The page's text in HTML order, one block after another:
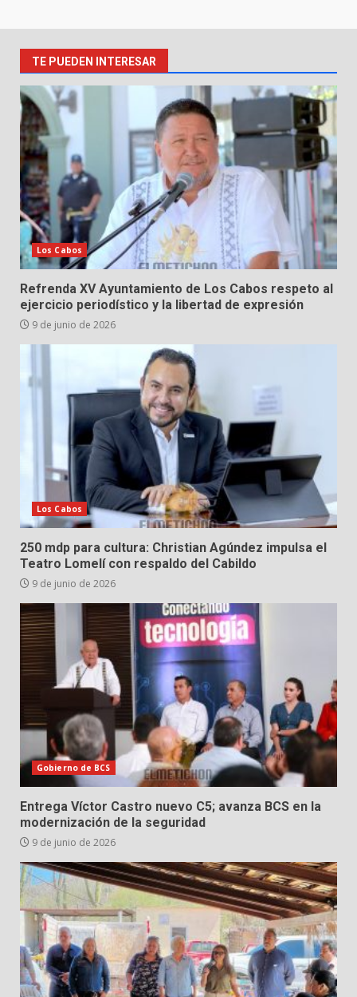
TE PUEDEN INTERESAR
Los Cabos
Refrenda XV Ayuntamiento de Los Cabos respeto al
ejercicio periodístico y la libertad de expresión
9 de junio de 2026
Los Cabos
250 mdp para cultura: Christian Agúndez impulsa el
Teatro Lomelí con respaldo del Cabildo
9 de junio de 2026
Gobierno de BCS
Entrega Víctor Castro nuevo C5; avanza BCS en la
modernización de la seguridad
9 de junio de 2026